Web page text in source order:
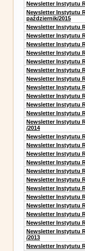
Newsletter Instytutu
Newsletter Instytutu
październik/2015
Newsletter Instytutu
Newsletter Instytutu
Newsletter Instytutu
Newsletter Instytutu
Newsletter Instytutu
Newsletter Instytutu
Newsletter Instytutu
Newsletter Instytutu
Newsletter Instytutu
Newsletter Instytutu
Newsletter Instytutu
Newsletter Instytutu
/2014
Newsletter Instytutu
Newsletter Instytutu
Newsletter Instytutu
Newsletter Instytutu
Newsletter Instytutu
Newsletter Instytutu
Newsletter Instytutu
Newsletter Instytutu
Newsletter Instytutu
Newsletter Instytutu
Newsletter Instytutu
Newsletter Instytutu
/2013
Newsletter Instytutu